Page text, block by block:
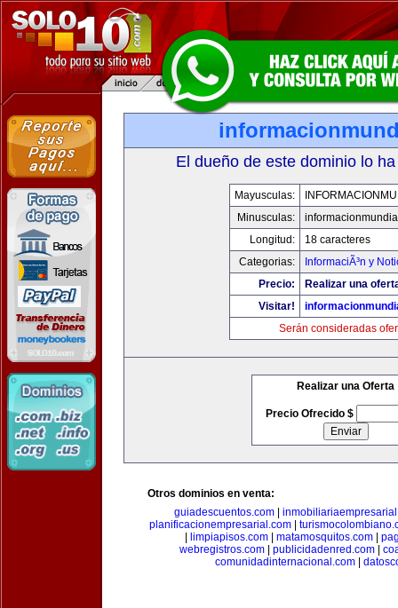
El dueño de este dominio lo
Mayusculas:
Minusculas:
Longitud:
18 caracteres
Categorias:
InformaciÃ³n y
Precio:
Realizar una
Visitar!
Serán consideradas
Realizar una Oferta
Precio Ofrecido $
Otros dominios en venta:
guiadescuentos.com
planificacionempresarial.com
limpiapisos.com| matamosquitos.com|
webregistros.com| publicidadenred.com|
comunidadinternacional.com|